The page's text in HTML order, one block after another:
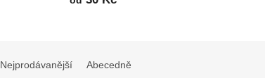
Nejprodávanější Abecedně